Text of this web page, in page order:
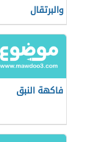
والبرتقال
فاكهة النبق